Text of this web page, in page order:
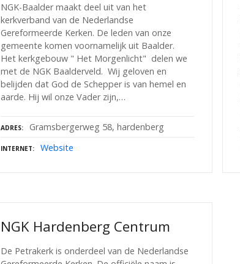
NGK-Baalder maakt deel uit van het
kerkverband van de Nederlandse
Gereformeerde Kerken. De leden van onze
gemeente komen voornamelijk uit Baalder.
Het kerkgebouw " Het Morgenlicht" delen we
met de NGK Baalderveld. Wij geloven en
belijden dat God de Schepper is van hemel en
aarde. Hij wil onze Vader zijn,…
ADRES Gramsbergerweg 58, hardenberg
INTERNET Website
NGK Hardenberg Centrum
De Petrakerk is onderdeel van de Nederlandse